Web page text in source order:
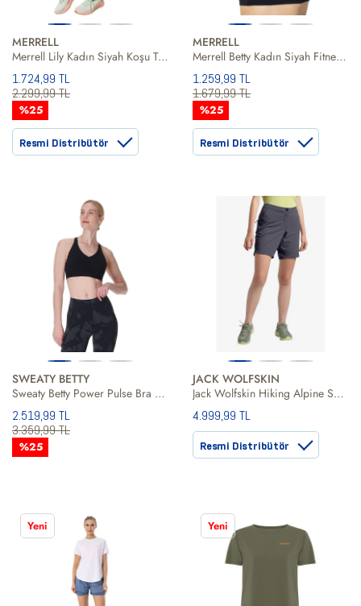
MERRELL
Merrell Lily Kadın Siyah Koşu Taytı
1.724,99 TL
2.299,99 TL
%25
Resmi Distribütör
MERRELL
Merrell Betty Kadın Siyah Fitness Bra
1.259,99 TL
1.679,99 TL
%25
Resmi Distribütör
SWEATY BETTY
Sweaty Betty Power Pulse Bra Kadın Fitness Bra
2.519,99 TL
3.359,99 TL
%25
JACK WOLFSKIN
Jack Wolfskin Hiking Alpine Short Kadın Mavi Şort
4.999,99 TL
Resmi Distribütör
Yeni Yeni